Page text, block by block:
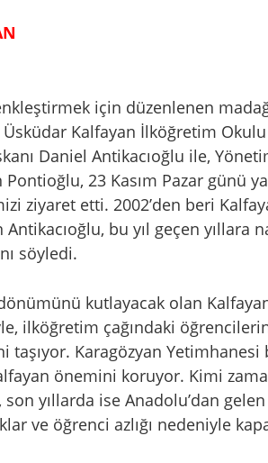
için düzenlenen
Üsküdar Kalfayan İlköğretim
Daniel Antikacıoğlu ile,
23 Kasım Pazar günü
ziyaret etti. 2002’den beri
Antikacıoğlu, bu yıl geçen yıllara
söyledi.
kutlayacak olan
ilköğretim çağındaki
Karagözyan Yetimhanesi
önemini koruyor. Kimi
yıllarda ise Anadolu’dan
ve öğrenci azlığı nedeniyle